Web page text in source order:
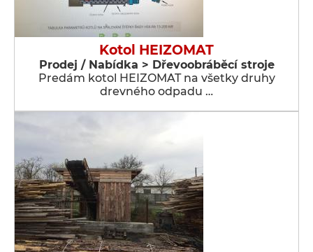
Kotol HEIZOMAT
Prodej / Nabídka > Dřevoobráběcí stroje
Predám kotol HEIZOMAT na všetky druhy
drevného odpadu …